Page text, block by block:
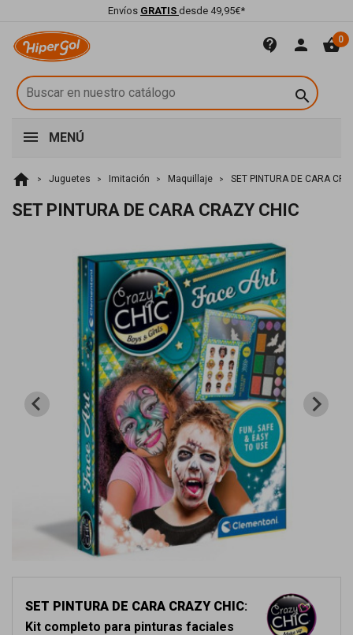
Envíos GRATIS desde 49,95€*
contact_support person shopping_basket0

MENÚ
home Juguetes Imitación Maquillaje SET PINTURA DE CARA
SET PINTURA DE CARA CRAZY CHIC
SET PINTURA DE CARA CRAZY CHIC:
Kit completo para pinturas faciales